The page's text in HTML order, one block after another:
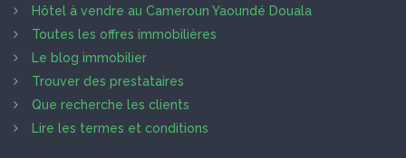
Hôtel à vendre au Cameroun Yaoundé Douala
Toutes les offres immobilières
Le blog immobilier
Trouver des prestataires
Que recherche les clients
Lire les termes et conditions